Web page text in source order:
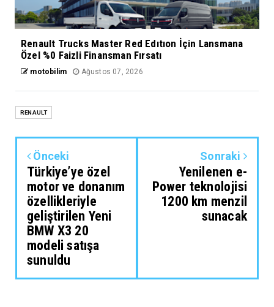
Renault Trucks Master Red Edıtıon İçin Lansmana
Özel %0 Faizli Finansman Fırsatı
motobilim Ağustos 07, 2026
RENAULT
Önceki
Türkiye’ye özel
motor ve donanım
özellikleriyle
geliştirilen Yeni
BMW X3 20
modeli satışa
sunuldu
Sonraki
Yenilenen e-
Power teknolojisi
1200 km menzil
sunacak